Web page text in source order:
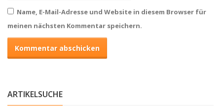
Name, E-Mail-Adresse und Website in diesem Browser für
meinen nächsten Kommentar speichern.
ARTIKELSUCHE